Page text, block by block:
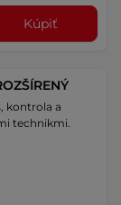
Kúpiť
kontrola a
technikmi.